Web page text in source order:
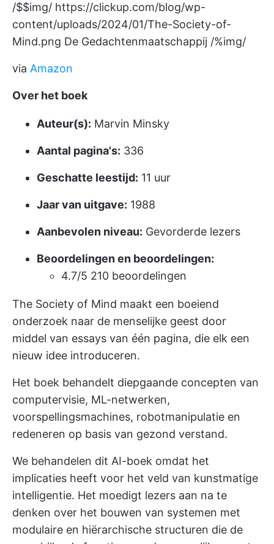
/$$img/ https://clickup.com/blog/wp-
content/uploads/2024/01/The-Society-of-
Mind.png De Gedachtenmaatschappij /%img/
via Amazon
Over het boek
Auteur(s): Marvin Minsky
Aantal pagina's: 336
Geschatte leestijd: 11 uur
Jaar van uitgave: 1988
Aanbevolen niveau: Gevorderde lezers
Beoordelingen en beoordelingen:
4.7/5 210 beoordelingen
The Society of Mind maakt een boeiend
onderzoek naar de menselijke geest door
middel van essays van één pagina, die elk een
nieuw idee introduceren.
Het boek behandelt diepgaande concepten van
computervisie, ML-netwerken,
voorspellingsmachines, robotmanipulatie en
redeneren op basis van gezond verstand.
We behandelen dit AI-boek omdat het
implicaties heeft voor het veld van kunstmatige
intelligentie. Het moedigt lezers aan na te
denken over het bouwen van systemen met
modulaire en hiërarchische structuren die de